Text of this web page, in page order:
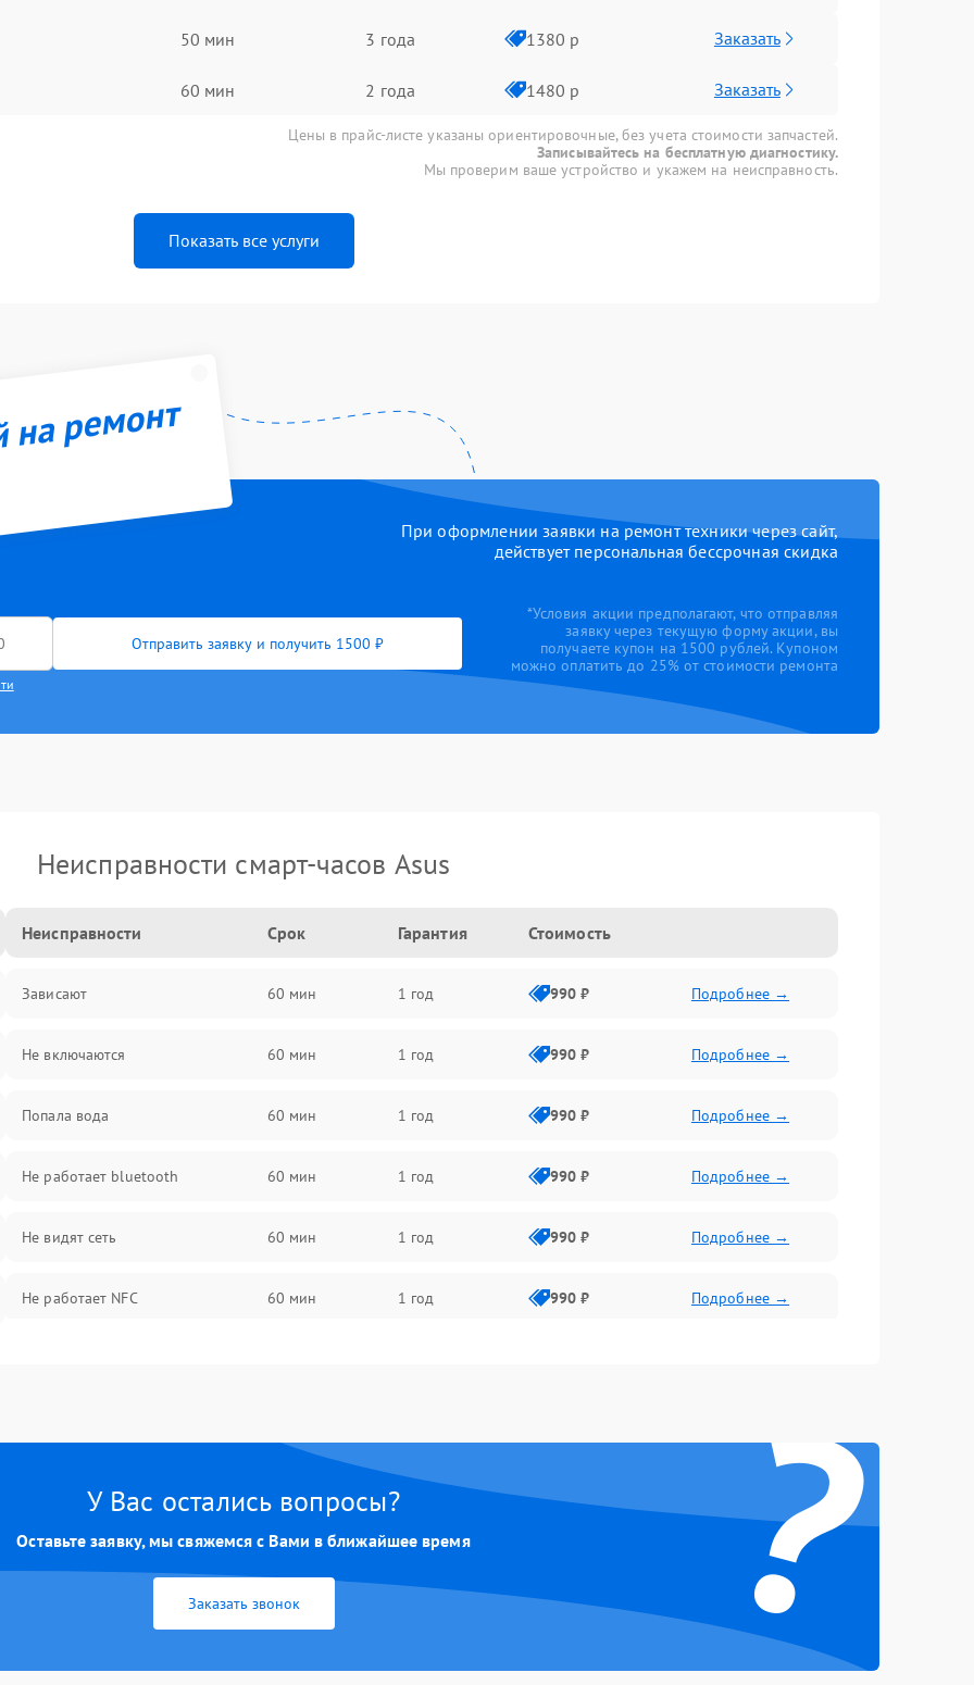
50 мин 3 года 1380 р Заказать
60 мин 2 года 1480 р Заказать
Цены в прайс-листе указаны ориентировочные, без учета стоимости запчастей.
Записывайтесь на бесплатную диагностику.
Мы проверим ваше устройство и укажем на неисправность.
Показать все услуги
ремонт
При оформлении заявки на ремонт техники через сайт,
действует персональная бессрочная скидка
Отправить заявку и получить 1500 ₽
*Условия акции предполагают, что отправляя
заявку через текущую форму акции, вы
получаете купон на 1500 рублей. Купоном
можно оплатить до 25% от стоимости ремонта
Неисправности смарт-часов Asus
Неисправности Срок Гарантия Стоимость
Зависают 60 мин 1 год 990 ₽ Подробнее →
Не включаются 60 мин 1 год 990 ₽ Подробнее →
Попала вода 60 мин 1 год 990 ₽ Подробнее →
Не работает bluetooth 60 мин 1 год 990 ₽ Подробнее →
Не видят сеть 60 мин 1 год 990 ₽ Подробнее →
Не работает NFC 60 мин 1 год 990 ₽ Подробнее →
?
У Вас остались вопросы?
Оставьте заявку, мы свяжемся с Вами в ближайшее время
Заказать звонок